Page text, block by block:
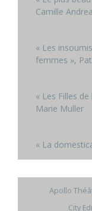
Camille Andrea
« Les
femmes »,
« Les Filles
Marie Muller
« La
Apollo
City